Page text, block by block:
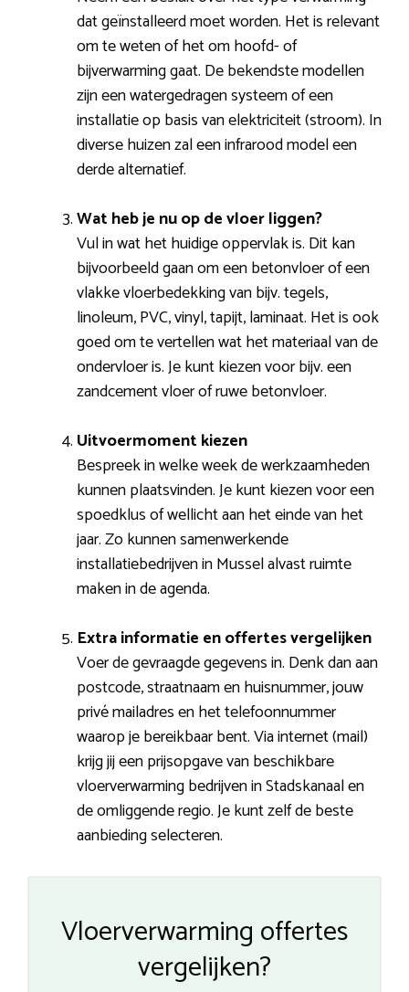
dat geïnstalleerd moet worden. Het is relevant
om te weten of het om hoofd- of
bijverwarming gaat. De bekendste modellen
zijn een watergedragen systeem of een
installatie op basis van elektriciteit (stroom). In
diverse huizen zal een infrarood model een
derde alternatief.
Wat heb je nu op de vloer liggen?
Vul in wat het huidige oppervlak is. Dit kan
bijvoorbeeld gaan om een betonvloer of een
vlakke vloerbedekking van bijv. tegels,
linoleum, PVC, vinyl, tapijt, laminaat. Het is ook
goed om te vertellen wat het materiaal van de
ondervloer is. Je kunt kiezen voor bijv. een
zandcement vloer of ruwe betonvloer.
Uitvoermoment kiezen
Bespreek in welke week de werkzaamheden
kunnen plaatsvinden. Je kunt kiezen voor een
spoedklus of wellicht aan het einde van het
jaar. Zo kunnen samenwerkende
installatiebedrijven in Mussel alvast ruimte
maken in de agenda.
Extra informatie en offertes vergelijken
Voer de gevraagde gegevens in. Denk dan aan
postcode, straatnaam en huisnummer, jouw
privé mailadres en het telefoonnummer
waarop je bereikbaar bent. Via internet (mail)
krijg jij een prijsopgave van beschikbare
vloerverwarming bedrijven in Stadskanaal en
de omliggende regio. Je kunt zelf de beste
aanbieding selecteren.
Vloerverwarming offertes
vergelijken?